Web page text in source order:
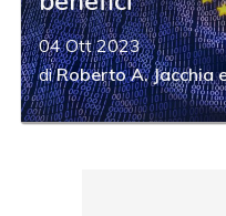
04 Ott 2023
diRoberto A. Jacchia